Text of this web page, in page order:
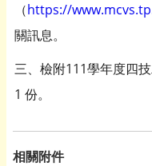
（https://
關訊息。
三、檢附111學年度四
1 份。
相關附件